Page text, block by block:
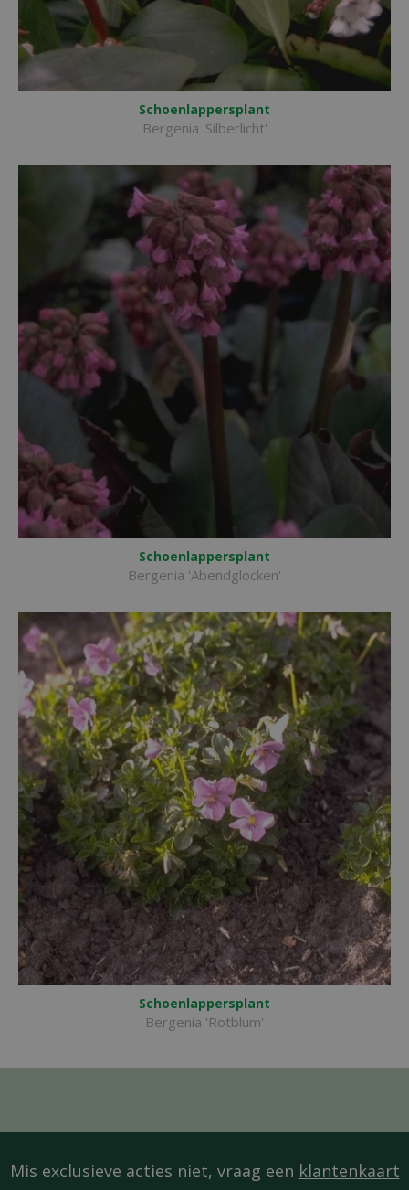
Schoenlappersplant
Bergenia 'Silberlicht'
Schoenlappersplant
Bergenia 'Abendglocken'
Schoenlappersplant
Bergenia 'Rotblum'
Mis exclusieve acties niet, vraag een klantenkaart